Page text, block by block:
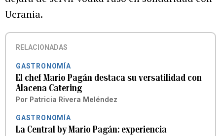
Ucrania.
RELACIONADAS
GASTRONOMÍA
El chef Mario Pagán destaca su versatilidad con
Alacena Catering
Por Patricia Rivera Meléndez
GASTRONOMÍA
La Central by Mario Pagán: experiencia